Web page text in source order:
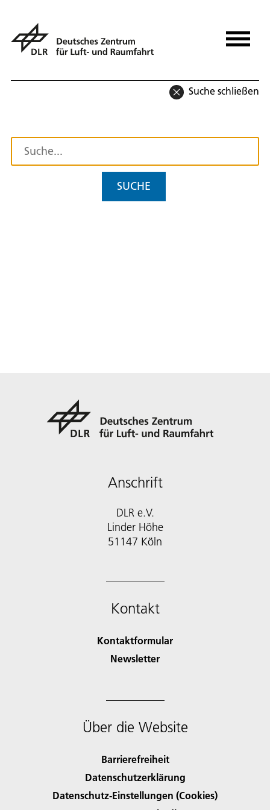
Suche schließen
SUCHE
Anschrift
DLR e.V.
Linder Höhe
51147 Köln
Kontakt
Kontaktformular
Newsletter
Über die Website
Barrierefreiheit
Datenschutzerklärung
Datenschutz-Einstellungen (Cookies)